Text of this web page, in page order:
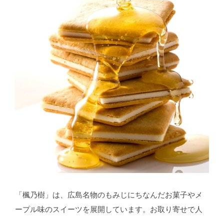
「楓乃樹」は、広島名物のもみじにちなんだお菓子やメ
ープル味のスイーツを展開しています。お取り寄せで人